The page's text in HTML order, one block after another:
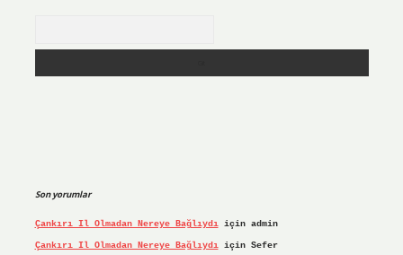
Son yorumlar
Çankırı Il Olmadan Nereye Bağlıydıiçin admin
Çankırı Il Olmadan Nereye Bağlıydıiçin Sefer